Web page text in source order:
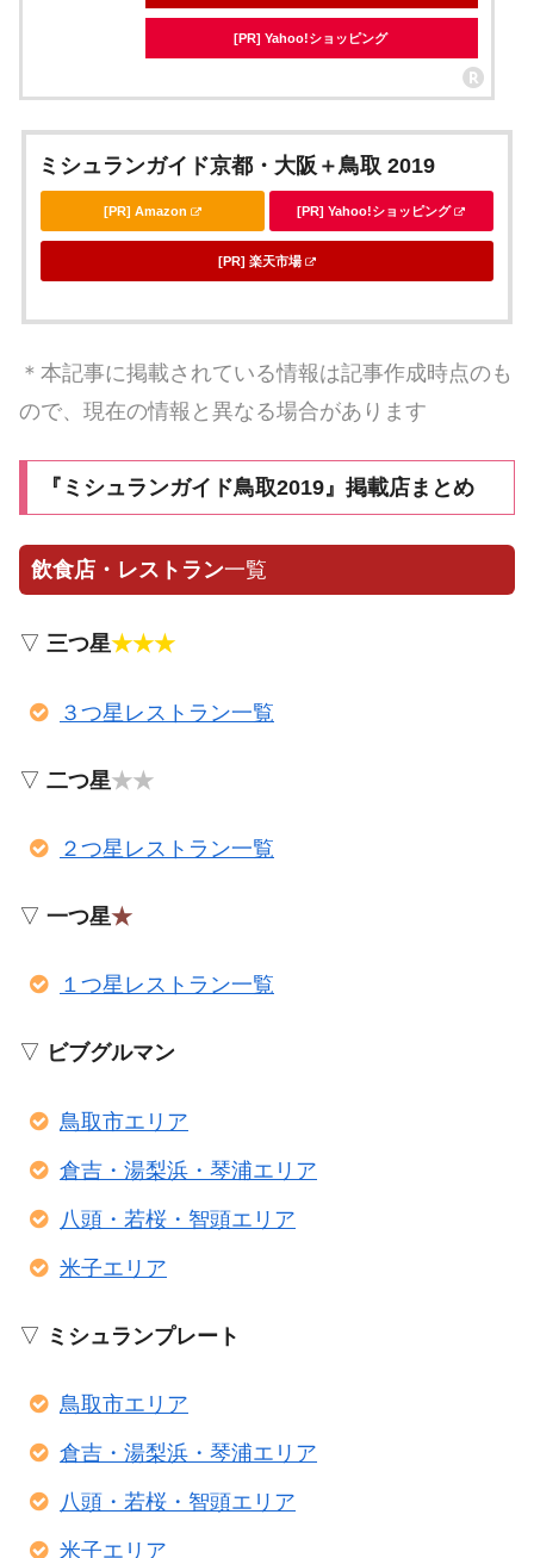
[PR] Yahoo!ショッピング
ミシュランガイド京都・大阪＋鳥取 2019
[PR] Amazon [PR] Yahoo!ショッピング
[PR] 楽天市場
＊本記事に掲載されている情報は記事作成時点のも
ので、現在の情報と異なる場合があります
『ミシュランガイド鳥取2019』掲載店まとめ
飲食店・レストラン一覧
▽ 三つ星★★★
３つ星レストラン一覧
▽ 二つ星★★
２つ星レストラン一覧
▽ 一つ星★
１つ星レストラン一覧
▽ ビブグルマン
鳥取市エリア
倉吉・湯梨浜・琴浦エリア
八頭・若桜・智頭エリア
米子エリア
▽ ミシュランプレート
鳥取市エリア
倉吉・湯梨浜・琴浦エリア
八頭・若桜・智頭エリア
米子エリア